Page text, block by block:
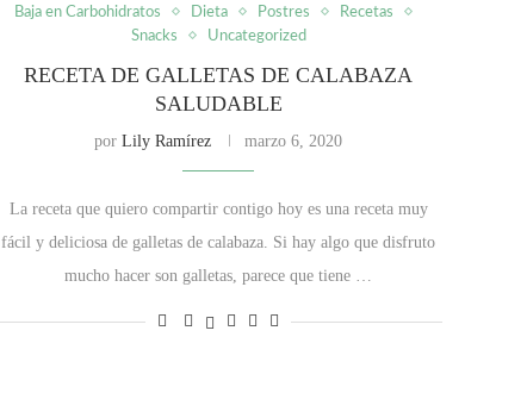
Baja en Carbohidratos Dieta Postres
Recetas
Snacks
Uncategorized
RECETA DE GALLETAS DE CALABAZA
SALUDABLE
porLily Ramírez marzo 6, 2020
La receta que quiero compartir contigo hoy es una receta muy
fácil y deliciosa de galletas de calabaza. Si hay algo que disfruto
mucho hacer son galletas, parece que tiene …